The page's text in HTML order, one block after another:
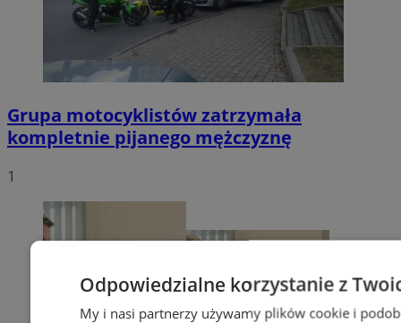
Grupa motocyklistów zatrzymała
kompletnie pijanego mężczyznę
1
Odpowiedzialne korzystanie z
My i nasi partnerzy używamy plików cookie i